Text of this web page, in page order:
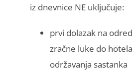
iz dnevnice NE uključuje:
prvi dolazak na
zračne luke do
održavanja sastanka